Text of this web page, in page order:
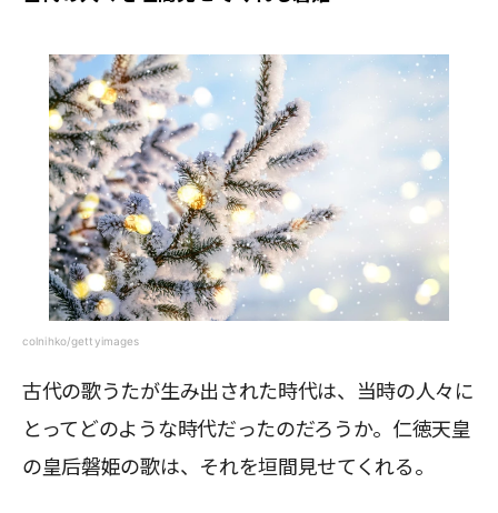
colnihko/gettyimages
古代の歌うたが生み出された時代は、当時の人々に
とってどのような時代だったのだろうか。仁徳天皇
の皇后磐姫の歌は、それを垣間見せてくれる。